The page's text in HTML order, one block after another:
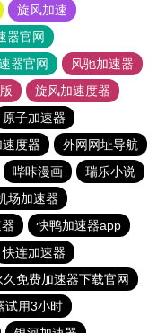
旋风加速
器官网
器官网
风驰加速器
旋风加速度器
原子加速器
度器
外网网址导航
哔咔漫画
瑞乐小说
场加速器
快鸭加速器app
快连加速器
免费加速器下载官网
试用3小时